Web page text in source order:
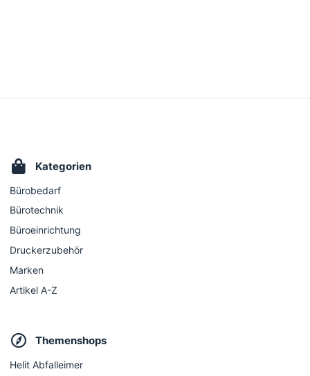
Kategorien
Bürobedarf
Bürotechnik
Büroeinrichtung
Druckerzubehör
Marken
Artikel A-Z
Themenshops
Helit Abfalleimer